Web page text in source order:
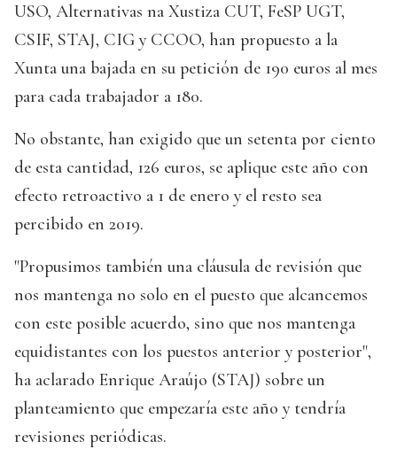
USO, Alternativas na Xustiza CUT, FeSP UGT,
CSIF, STAJ, CIG y CCOO, han propuesto a la
Xunta una bajada en su petición de 190 euros al mes
para cada trabajador a 180.
No obstante, han exigido que un setenta por ciento
de esta cantidad, 126 euros, se aplique este año con
efecto retroactivo a 1 de enero y el resto sea
percibido en 2019.
"Propusimos también una cláusula de revisión que
nos mantenga no solo en el puesto que alcancemos
con este posible acuerdo, sino que nos mantenga
equidistantes con los puestos anterior y posterior",
ha aclarado Enrique Araújo (STAJ) sobre un
planteamiento que empezaría este año y tendría
revisiones periódicas.